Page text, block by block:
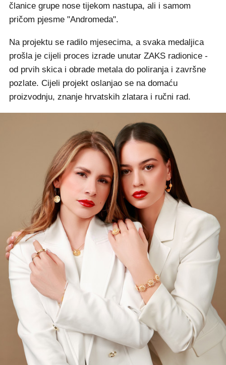
članice grupe nose tijekom nastupa, ali i samom
pričom pjesme "Andromeda".
Na projektu se radilo mjesecima, a svaka medaljica
prošla je cijeli proces izrade unutar ZAKS radionice -
od prvih skica i obrade metala do poliranja i završne
pozlate. Cijeli projekt oslanjao se na domaću
proizvodnju, znanje hrvatskih zlatara i ručni rad.